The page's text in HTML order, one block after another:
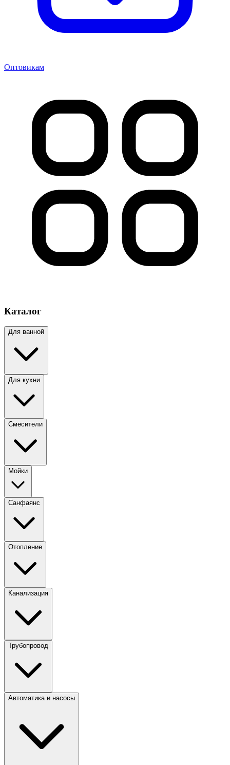
Оптовикам
Каталог
Для ванной
Для кухни
Смесители
Мойки
Санфаянс
Отопление
Канализация
Трубопровод
Автоматика и насосы